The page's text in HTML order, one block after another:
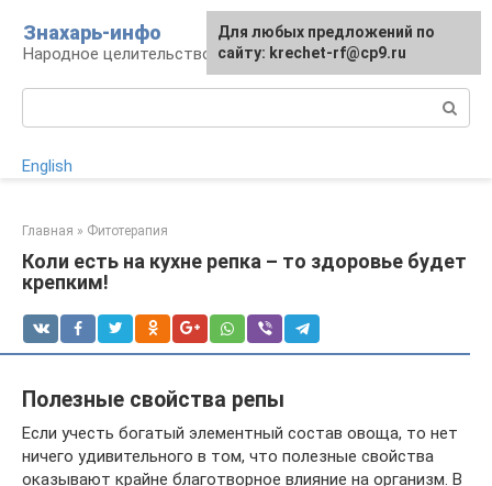
контенту
Знахарь-инфо
Народное целительство: рецепты и методы
English
Главная » Фитотерапия
Коли есть на кухне репка – то здоровье будет
крепким!
Полезные свойства репы
Если учесть богатый элементный состав овоща, то нет
ничего удивительного в том, что полезные свойства
оказывают крайне благотворное влияние на организм. В
Для любых предложений по
сайту: krechet-rf@cp9.ru